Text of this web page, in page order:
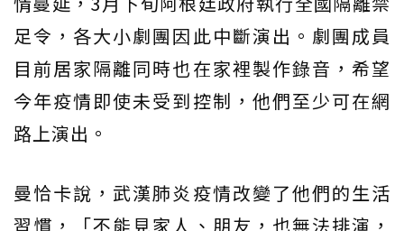
足令，各大小劇團因此中斷演出。劇團成員
目前居家隔離同時也在家裡製作錄音，希望
今年疫情即使未受到控制，他們至少可在網
路上演出。
曼恰卡說，武漢肺炎疫情改變了他們的生活
習慣，「不能見家人、朋友，也無法排演，